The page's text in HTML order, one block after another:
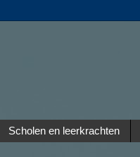
Scholen en leerkrachten